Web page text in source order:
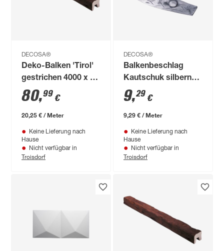
DECOSA®
Deko-Balken 'Tirol'
gestrichen 4000 x 90
x 60 mm
80,99 €
20,25 € / Meter
Keine Lieferung nach
Hause
Nicht verfügbar in
Troisdorf
DECOSA®
Balkenbeschlag
Kautschuk silbern
100 x 4 x 0,2 cm
9,29 €
9,29 € / Meter
Keine Lieferung nach
Hause
Nicht verfügbar in
Troisdorf